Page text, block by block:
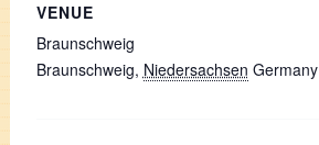
VENUE
Braunschweig
Braunschweig, Niedersachsen Germany